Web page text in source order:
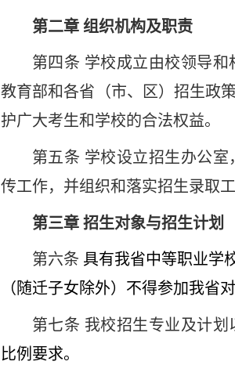
第二章 组织机构及职责
第四条 学校成立由校领导
教育部和各省（市、区）招生政
护广大考生和学校的合法权益。
第五条 学校设立招生办公
传工作，并组织和落实招生录取工
第三章 招生对象与招生计划
第六条 具有我省中等职业学
（随迁子女除外）不得参加我省对
第七条 我校招生专业及计划
比例要求。